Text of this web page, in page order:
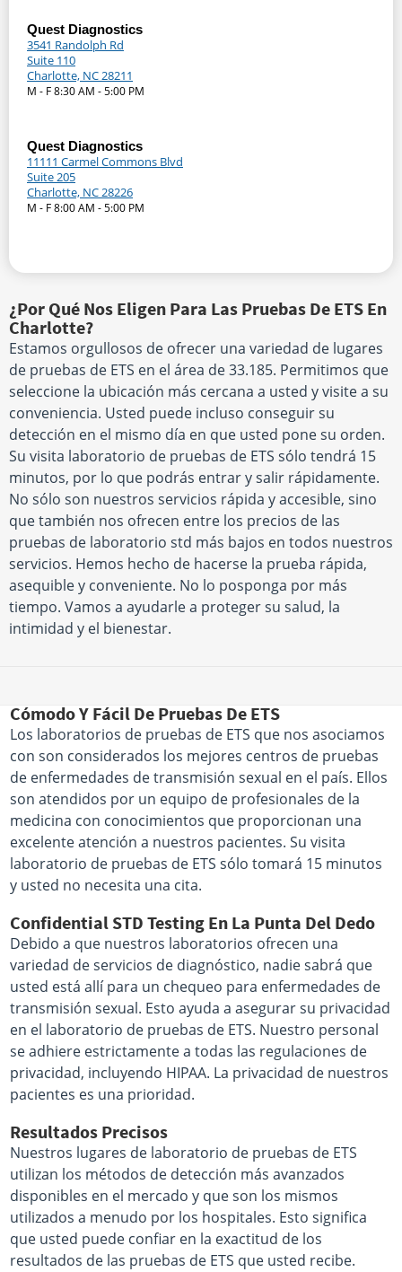
Quest Diagnostics
3541 Randolph Rd
Suite 110
Charlotte, NC 28211
M - F 8:30 AM - 5:00 PM
Quest Diagnostics
11111 Carmel Commons Blvd
Suite 205
Charlotte, NC 28226
M - F 8:00 AM - 5:00 PM
¿Por Qué Nos Eligen Para Las Pruebas De ETS En
Charlotte?
Estamos orgullosos de ofrecer una variedad de lugares
de pruebas de ETS en el área de 33.185. Permitimos que
seleccione la ubicación más cercana a usted y visite a su
conveniencia. Usted puede incluso conseguir su
detección en el mismo día en que usted pone su orden.
Su visita laboratorio de pruebas de ETS sólo tendrá 15
minutos, por lo que podrás entrar y salir rápidamente.
No sólo son nuestros servicios rápida y accesible, sino
que también nos ofrecen entre los precios de las
pruebas de laboratorio std más bajos en todos nuestros
servicios. Hemos hecho de hacerse la prueba rápida,
asequible y conveniente. No lo posponga por más
tiempo. Vamos a ayudarle a proteger su salud, la
intimidad y el bienestar.
Cómodo Y Fácil De Pruebas De ETS
Los laboratorios de pruebas de ETS que nos asociamos
con son considerados los mejores centros de pruebas
de enfermedades de transmisión sexual en el país. Ellos
son atendidos por un equipo de profesionales de la
medicina con conocimientos que proporcionan una
excelente atención a nuestros pacientes. Su visita
laboratorio de pruebas de ETS sólo tomará 15 minutos
y usted no necesita una cita.
Confidential STD Testing En La Punta Del Dedo
Debido a que nuestros laboratorios ofrecen una
variedad de servicios de diagnóstico, nadie sabrá que
usted está allí para un chequeo para enfermedades de
transmisión sexual. Esto ayuda a asegurar su privacidad
en el laboratorio de pruebas de ETS. Nuestro personal
se adhiere estrictamente a todas las regulaciones de
privacidad, incluyendo HIPAA. La privacidad de nuestros
pacientes es una prioridad.
Resultados Precisos
Nuestros lugares de laboratorio de pruebas de ETS
utilizan los métodos de detección más avanzados
disponibles en el mercado y que son los mismos
utilizados a menudo por los hospitales. Esto significa
que usted puede confiar en la exactitud de los
resultados de las pruebas de ETS que usted recibe.